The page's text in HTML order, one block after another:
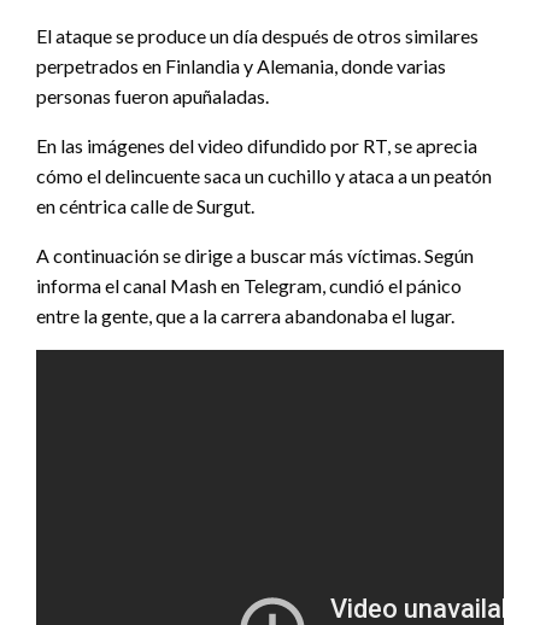
El ataque se produce un día después de otros similares
perpetrados en Finlandia y Alemania, donde varias
personas fueron apuñaladas.
En las imágenes del video difundido por RT, se aprecia
cómo el delincuente saca un cuchillo y ataca a un peatón
en céntrica calle de Surgut.
A continuación se dirige a buscar más víctimas. Según
informa el canal Mash en Telegram, cundió el pánico
entre la gente, que a la carrera abandonaba el lugar.